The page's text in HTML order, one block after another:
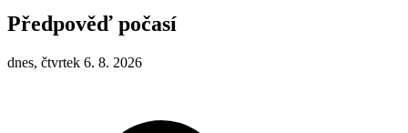
Předpověď počasí
dnes, čtvrtek 6. 8. 2026